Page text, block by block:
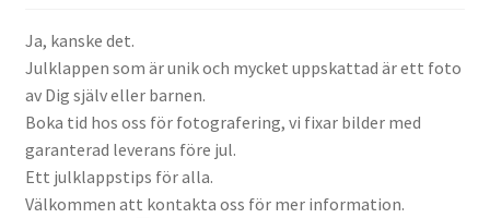
Ja, kanske det.
Julklappen som är unik och mycket uppskattad är ett foto
av Dig själv eller barnen.
Boka tid hos oss för fotografering, vi fixar bilder med
garanterad leverans före jul.
Ett julklappstips för alla.
Välkommen att kontakta oss för mer information.